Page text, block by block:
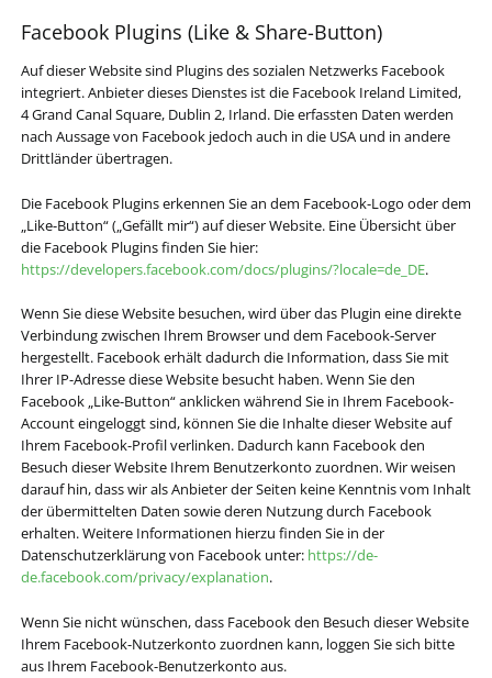
Facebook Plugins (Like & Share-Button)
Auf dieser Website sind Plugins des sozialen Netzwerks Facebook
integriert. Anbieter dieses Dienstes ist die Facebook Ireland Limited,
4 Grand Canal Square, Dublin 2, Irland. Die erfassten Daten werden
nach Aussage von Facebook jedoch auch in die USA und in andere
Drittländer übertragen.
Die Facebook Plugins erkennen Sie an dem Facebook-Logo oder dem
„Like-Button“ („Gefällt mir“) auf dieser Website. Eine Übersicht über
die Facebook Plugins finden Sie hier:
https://developers.facebook.com/docs/plugins/?locale=de_DE.
Wenn Sie diese Website besuchen, wird über das Plugin eine direkte
Verbindung zwischen Ihrem Browser und dem Facebook-Server
hergestellt. Facebook erhält dadurch die Information, dass Sie mit
Ihrer IP-Adresse diese Website besucht haben. Wenn Sie den
Facebook „Like-Button“ anklicken während Sie in Ihrem Facebook-
Account eingeloggt sind, können Sie die Inhalte dieser Website auf
Ihrem Facebook-Profil verlinken. Dadurch kann Facebook den
Besuch dieser Website Ihrem Benutzerkonto zuordnen. Wir weisen
darauf hin, dass wir als Anbieter der Seiten keine Kenntnis vom Inhalt
der übermittelten Daten sowie deren Nutzung durch Facebook
erhalten. Weitere Informationen hierzu finden Sie in der
Datenschutzerklärung von Facebook unter: https://de-
de.facebook.com/privacy/explanation.
Wenn Sie nicht wünschen, dass Facebook den Besuch dieser Website
Ihrem Facebook-Nutzerkonto zuordnen kann, loggen Sie sich bitte
aus Ihrem Facebook-Benutzerkonto aus.